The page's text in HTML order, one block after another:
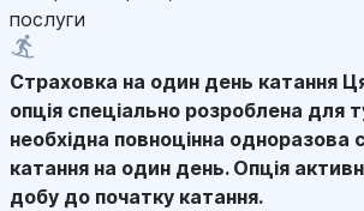
послуги
Страховка на один день катання
опція спеціально розроблена для
необхідна повноцінна одноразова
катання на один день. Опція
добу до початку катання.